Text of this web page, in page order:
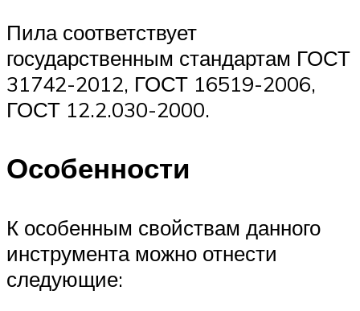
Пила соответствует
государственным стандартам ГОСТ
31742-2012, ГОСТ 16519-2006,
ГОСТ 12.2.030-2000.
Особенности
К особенным свойствам данного
инструмента можно отнести
следующие: